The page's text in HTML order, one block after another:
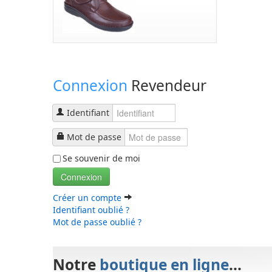
Connexion Revendeur
Identifiant
Mot de passe
Se souvenir de moi
Connexion
Créer un compte
Identifiant oublié ?
Mot de passe oublié ?
Notre boutique en ligne...